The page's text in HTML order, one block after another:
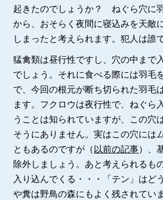
起きたのでしょうか？ ねぐら穴に
から、おそらく夜間に寝込みを天敵
しまったと考えられます。犯人は誰
猛禽類は昼行性ですし、穴の中まで
でしょう。それに食べる際には羽毛
で、今回の根元が断ち切られた羽毛
ます。フクロウは夜行性で、ねぐら
うことは知られていますが、この穴
そうにありません。実はこの穴には
ともあるのですが（ 以前の記事）、
除外しましょう。あと考えられるも
入り込んでくる・・・「テン」は
や糞は野鳥の森にもよく残されてい